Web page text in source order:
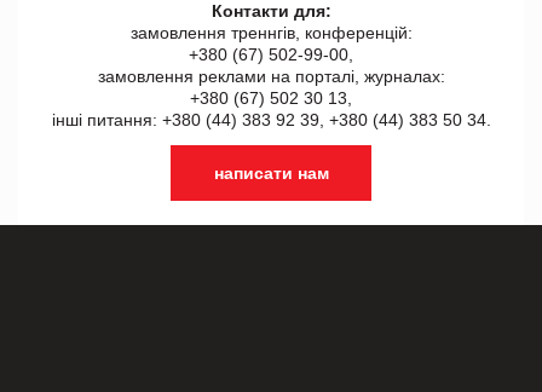
Контакти для:
замовлення треннгів, конференцій:
+380 (67) 502-99-00,
замовлення реклами на порталі, журналах:
+380 (67) 502 30 13,
інші питання: +380 (44) 383 92 39, +380 (44) 383 50 34.
написати нам